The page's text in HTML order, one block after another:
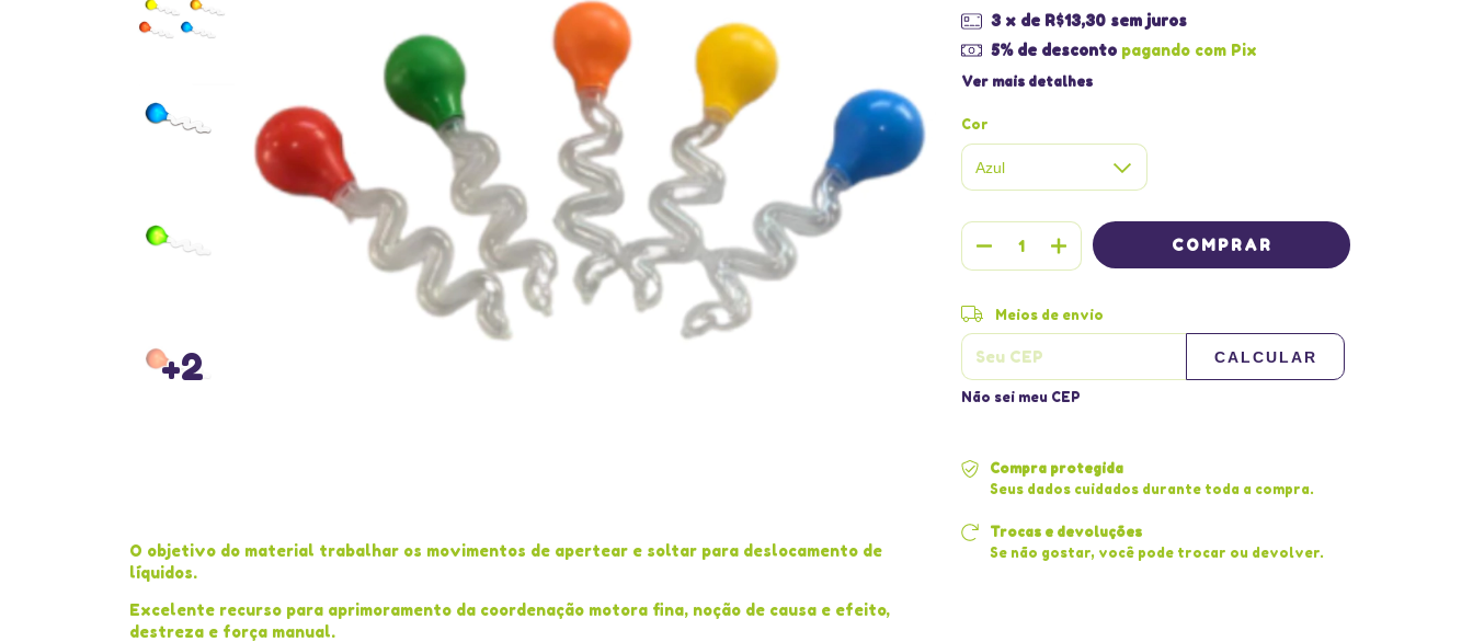
+2
O objetivo do material trabalhar os movimentos de apertear e soltar para deslocamento de
líquidos.
Excelente recurso para aprimoramento da coordenação motora fina, noção de causa e efeito,
destreza e força manual.
3 x de R$13,30 sem juros
5% de descontopagando com Pix
Ver mais detalhes
Cor
Entregas para o CEP:
Meios de envio
CALCULAR
Não sei meu CEP
Compra protegida
Seus dados cuidados durante toda a compra.
Trocas e devoluções
Se não gostar, você pode trocar ou devolver.